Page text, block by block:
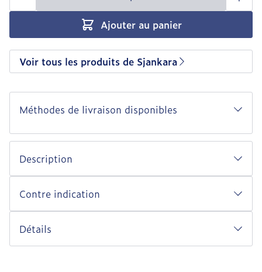
Ajouter au panier
Voir tous les produits de Sjankara
Méthodes de livraison disponibles
Description
Contre indication
Détails